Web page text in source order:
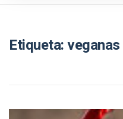
Etiqueta:veganas